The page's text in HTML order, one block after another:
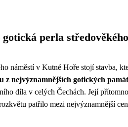
perla
náměstí v Kutné Hoře stojí stavba,
z nejvýznamnějších gotických
díla v celých Čechách. Její
patřilo mezi nejvýznamnější